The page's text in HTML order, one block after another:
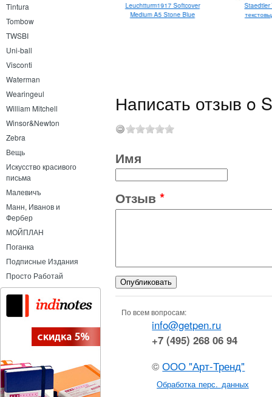
Tintura
Tombow
TWSBI
Uni-ball
Visconti
Waterman
Wearingeul
William Mitchell
Winsor&Newton
Zebra
Вещь
Искусство красивого
письма
Малевичъ
Манн, Иванов и
Фербер
МОЙПЛАН
Поганка
Подписные Издания
Просто Работай
Leuchtturm1917 Softcover
Medium A5 Stone Blue
Staedtler
Написать отзыв o
Имя
Отзыв *
По всем вопросам:
info@getpen.ru
+7 (495) 268 06 94
©ООО "Арт-Тренд"
Обработка перс. данных